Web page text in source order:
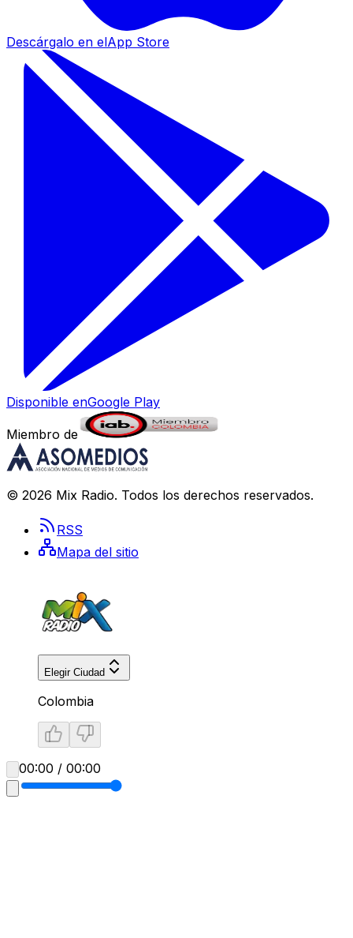
Descárgalo en elApp Store
Disponible enGoogle Play
Miembro de
© 2026 Mix Radio. Todos los derechos reservados.
RSS
Mapa del sitio
Elegir Ciudad
Colombia
00:00 / 00:00